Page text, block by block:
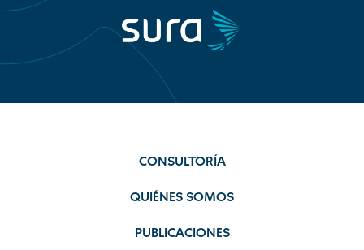
CONSULTORÍA
QUIÉNES SOMOS
PUBLICACIONES